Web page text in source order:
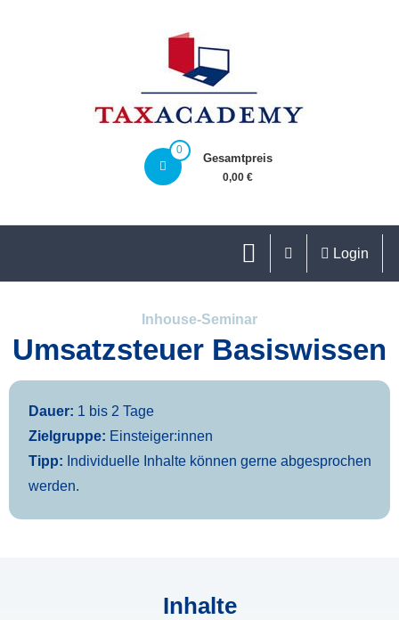
0
Gesamtpreis
0,00 €
Login
Inhouse-Seminar
Umsatzsteuer Basiswissen
Dauer: 1 bis 2 Tage
Zielgruppe: Einsteiger:innen
Tipp: Individuelle Inhalte können gerne abgesprochen
werden.
Inhalte